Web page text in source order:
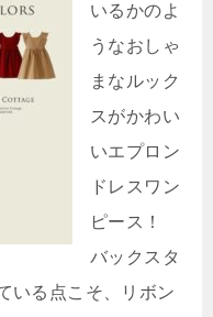
いるかのよ
うなおしゃ
まなルック
スがかわい
いエプロン
ドレスワン
ピース！
バックスタ
いる点こそ、リボン